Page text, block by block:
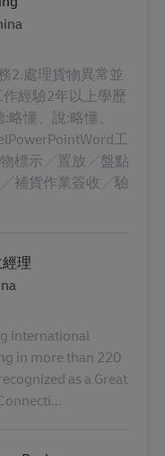
2.處理貨物異常並
經驗2年以上學歷
懂、說:略懂、
工
物標示╱置放╱盤點
補貨作業簽收╱驗
理
international
in more than 220
as a Great